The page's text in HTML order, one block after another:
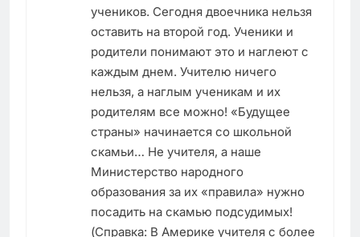
учеников. Сегодня двоечника нельзя
оставить на второй год. Ученики и
родители понимают это и наглеют с
каждым днем. Учителю ничего
нельзя, а наглым ученикам и их
родителям все можно! «Будущее
страны» начинается со школьной
скамьи… Не учителя, а наше
Министерство народного
образования за их «правила» нужно
посадить на скамью подсудимых!
(Справка: В Америке учителя с более